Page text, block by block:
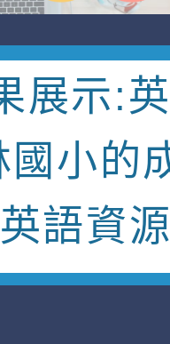
展示:
國小的
語資